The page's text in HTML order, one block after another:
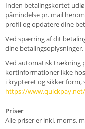
Inden betalingskortet
påmindelse pr. mail
profil og opdatere dine
Ved spærring af dit
dine betalingsoplysninger.
Ved automatisk trækning
kortinformationer ikke
i krypteret og sikker form,
https://
Priser
Alle priser er inkl. moms,